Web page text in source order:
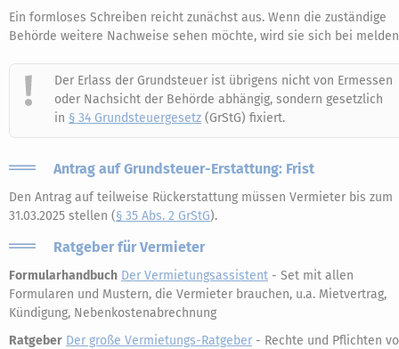
Ein formloses Schreiben reicht zunächst aus. Wenn die zuständige
Behörde weitere Nachweise sehen möchte, wird sie sich bei
Der Erlass der Grundsteuer ist übrigens nicht von Ermessen
oder Nachsicht der Behörde abhängig, sondern gesetzlich
in § 34 Grundsteuergesetz (GrStG) fixiert.
Antrag auf Grundsteuer-Erstattung: Frist
Den Antrag auf teilweise Rückerstattung müssen Vermieter bis zum
31.03.2025 stellen (§ 35 Abs. 2 GrStG).
Ratgeber für Vermieter
Formularhandbuch Der Vermietungsassistent - Set mit allen
Formularen und Mustern, die Vermieter brauchen, u.a. Mietvertrag,
Kündigung, Nebenkostenabrechnung
Ratgeber Der große Vermietungs-Ratgeber - Rechte und Pflichten